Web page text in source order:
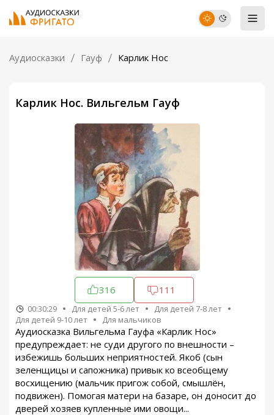
Аудиосказки Гауф Карлик Нос
Карлик Нос. Вильгельм Гауф
316 111
00:30:29 Для детей 5-6 лет
Для детей 7-8 лет
Для детей 9-10 лет
Для мальчиков
Аудиосказка Вильгельма Гауфа «Карлик Нос»
предупреждает: не суди другого по внешности –
избежишь больших неприятностей. Якоб (сын
зеленщицы и сапожника) привык ко всеобщему
восхищению (мальчик пригож собой, смышлён,
подвижен). Помогая матери на базаре, он доносит до
дверей хозяев купленные ими овощи...